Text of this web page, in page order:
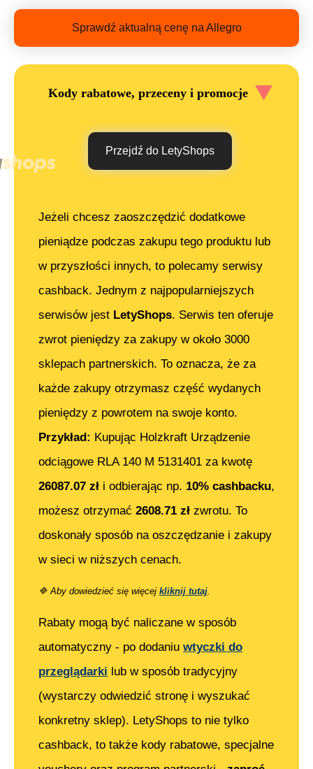
Sprawdź aktualną cenę na Allegro
Kody rabatowe, przeceny i promocje
Przejdź do LetyShops
Jeżeli chcesz zaoszczędzić dodatkowe
pieniądze podczas zakupu tego produktu lub
w przyszłości innych, to polecamy serwisy
cashback. Jednym z najpopularniejszych
serwisów jest LetyShops. Serwis ten oferuje
zwrot pieniędzy za zakupy w około 3000
sklepach partnerskich. To oznacza, że za
każde zakupy otrzymasz część wydanych
pieniędzy z powrotem na swoje konto.
Przykład: Kupując Holzkraft Urządzenie
odciągowe RLA 140 M 5131401 za kwotę
26087.07 zł i odbierając np. 10% cashbacku,
możesz otrzymać 2608.71 zł zwrotu. To
doskonały sposób na oszczędzanie i zakupy
w sieci w niższych cenach.
🔷 Aby dowiedzieć się więcej kliknij tutaj.
Rabaty mogą być naliczane w sposób
automatyczny - po dodaniu wtyczki do
przeglądarki lub w sposób tradycyjny
(wystarczy odwiedzić stronę i wyszukać
konkretny sklep). LetyShops to nie tylko
cashback, to także kody rabatowe, specjalne